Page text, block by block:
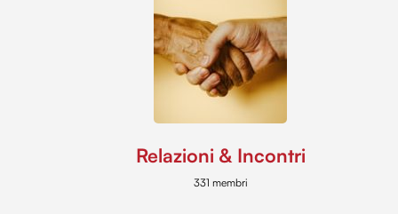
Relazioni & Incontri
331 membri